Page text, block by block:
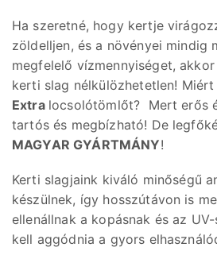
Ha szeretné, hogy kertje
zöldelljen, és a növényei mindig
megfelelő vízmennyiséget,
kerti slag nélkülözhetetlen! Miért
Extra locsolótömlőt? Mert erős
tartós és megbízható! De
MAGYAR GYÁRTMÁNY!
Kerti slagjaink kiváló minőségű
készülnek, így hosszútávon is
ellenállnak a kopásnak és az
kell aggódnia a gyors